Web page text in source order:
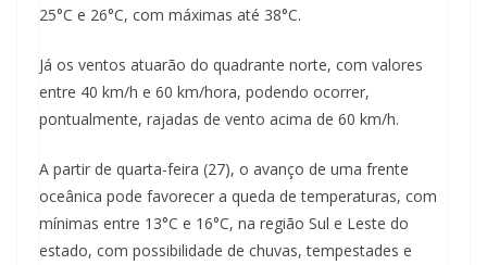
25°C e 26°C, com máximas até 38°C.
Já os ventos atuarão do quadrante norte, com valores
entre 40 km/h e 60 km/hora, podendo ocorrer,
pontualmente, rajadas de vento acima de 60 km/h.
A partir de quarta-feira (27), o avanço de uma frente
oceânica pode favorecer a queda de temperaturas, com
mínimas entre 13°C e 16°C, na região Sul e Leste do
estado, com possibilidade de chuvas, tempestades e